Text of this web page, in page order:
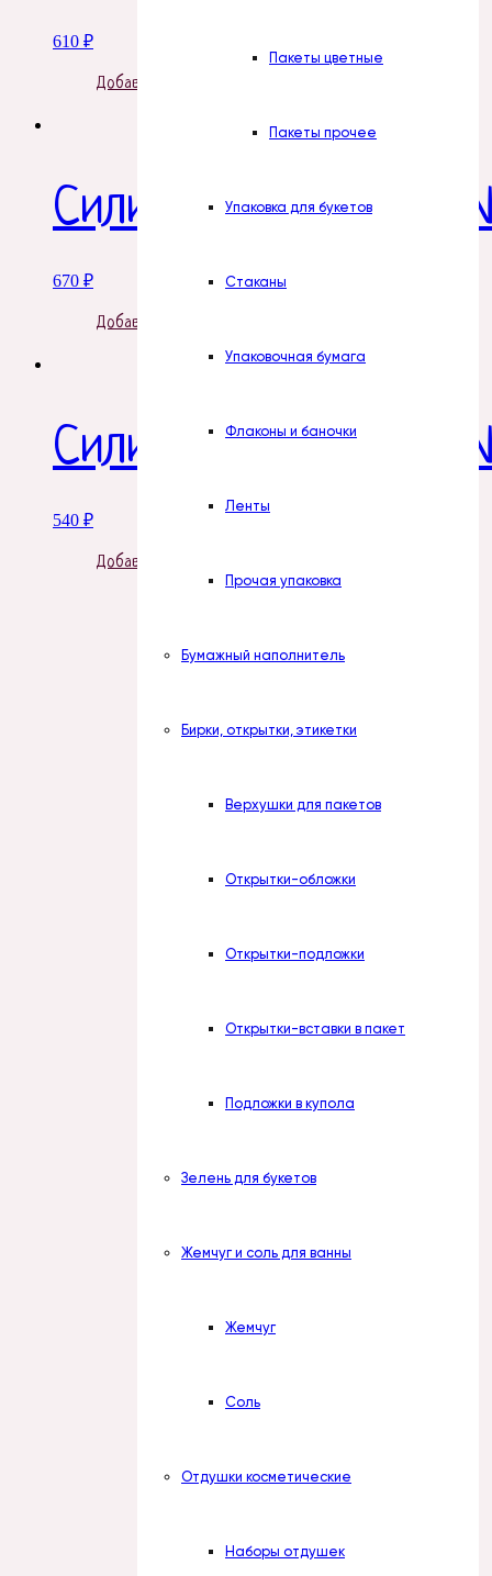
Пакеты цветные
Пакеты прочее
Упаковка для букетов
Стаканы
Упаковочная бумага
Флаконы и баночки
Ленты
Прочая упаковка
Бумажный наполнитель
Бирки, открытки, этикетки
Верхушки для пакетов
Открытки-обложки
Открытки-подложки
Открытки-вставки в пакет
Подложки в купола
Зелень для букетов
Жемчуг и соль для ванны
Жемчуг
Соль
Отдушки косметические
Наборы отдушек
610 ₽
Добавить в корзину
Силиконовая форма
670 ₽
Добавить в корзину
Силиконовая форма
540 ₽
Добавить в корзину